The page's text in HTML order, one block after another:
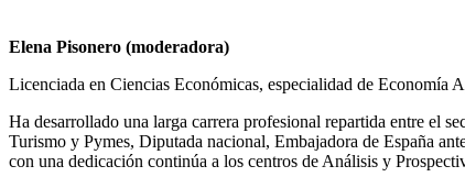
Elena Pisonero (moderadora)
Licenciada en Ciencias Económicas, especialidad de
Ha desarrollado una larga carrera profesional repartida entre el
Turismo y Pymes, Diputada nacional, Embajadora de España
con una dedicación continúa a los centros de Análisis y